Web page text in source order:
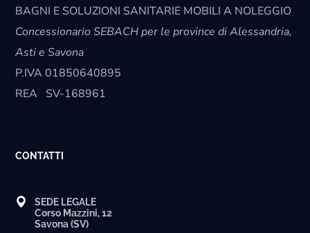
BAGNI E SOLUZIONI SANITARIE MOBILI A NOLEGGIO
Concessionario SEBACH per le province di Alessandria,
Asti e Savona
P.IVA01850640895
REA SV-168961
CONTATTI
SEDE LEGALE
Corso Mazzini, 12
Savona (SV)